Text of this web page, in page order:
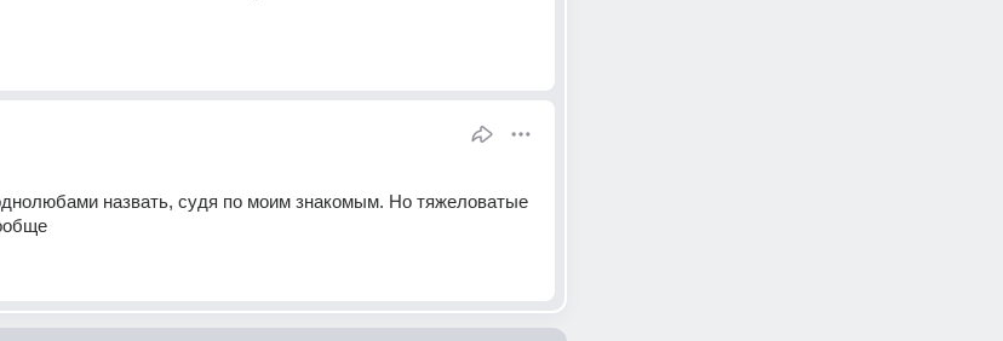
назвать, судя по моим знакомым. Но тяжеловатые